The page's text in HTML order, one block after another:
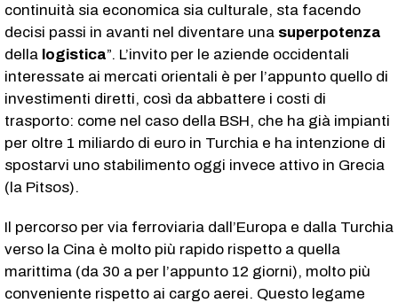
continuità sia economica sia culturale, sta facendo
decisi passi in avanti nel diventare una superpotenza
della logistica”. L’invito per le aziende occidentali
interessate ai mercati orientali è per l’appunto quello di
investimenti diretti, così da abbattere i costi di
trasporto: come nel caso della BSH, che ha già impianti
per oltre 1 miliardo di euro in Turchia e ha intenzione di
spostarvi uno stabilimento oggi invece attivo in Grecia
(la Pitsos).
Il percorso per via ferroviaria dall’Europa e dalla Turchia
verso la Cina è molto più rapido rispetto a quella
marittima (da 30 a per l’appunto 12 giorni), molto più
conveniente rispetto ai cargo aerei. Questo legame